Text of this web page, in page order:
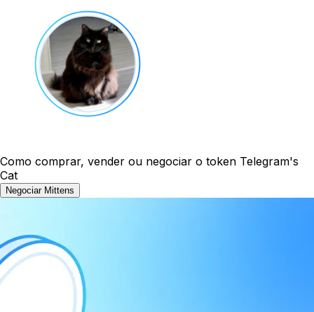
Como comprar, vender ou negociar o token Telegram's
Cat
Negociar Mittens